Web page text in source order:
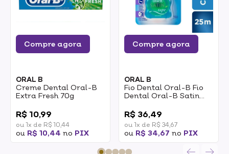
Compre agora
ORAL B
Creme Dental Oral-B
Extra Fresh 70g
R$ 10,99
ou 1x de R$ 10,44
ou R$ 10,44 no PIX
Compre agora
ORAL B
Fio Dental Oral-B Fio
Dental Oral-B Satin
R$ 36,49
ou 1x de R$ 34,67
ou R$ 34,67 no PIX